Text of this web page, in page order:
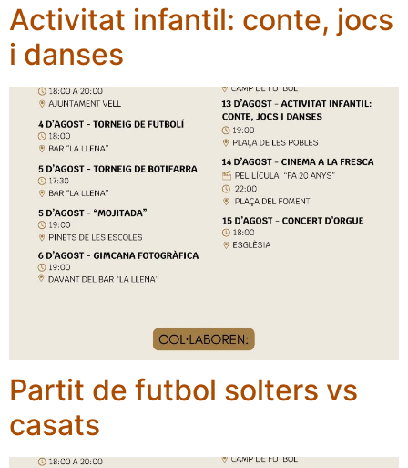
Activitat infantil: conte, jocs
i danses
Partit de futbol solters vs
casats